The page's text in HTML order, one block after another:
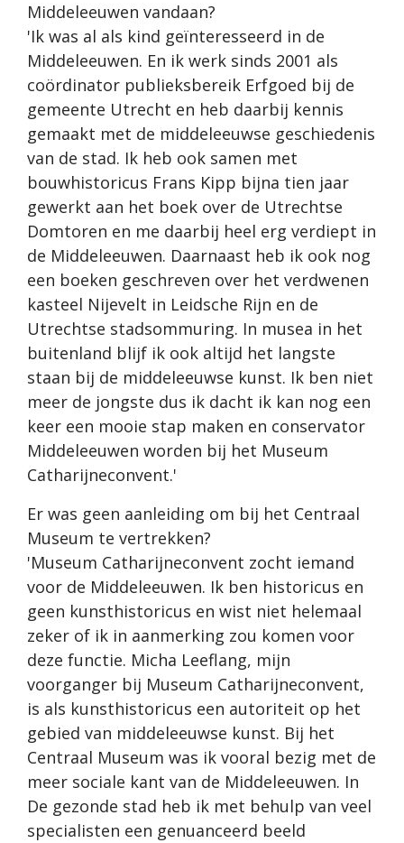
Middeleeuwen vandaan?
'Ik was al als kind geïnteresseerd in de
Middeleeuwen. En ik werk sinds 2001 als
coördinator publieksbereik Erfgoed bij de
gemeente Utrecht en heb daarbij kennis
gemaakt met de middeleeuwse geschiedenis
van de stad. Ik heb ook samen met
bouwhistoricus Frans Kipp bijna tien jaar
gewerkt aan het boek over de Utrechtse
Domtoren en me daarbij heel erg verdiept in
de Middeleeuwen. Daarnaast heb ik ook nog
een boeken geschreven over het verdwenen
kasteel Nijevelt in Leidsche Rijn en de
Utrechtse stadsommuring. In musea in het
buitenland blijf ik ook altijd het langste
staan bij de middeleeuwse kunst. Ik ben niet
meer de jongste dus ik dacht ik kan nog een
keer een mooie stap maken en conservator
Middeleeuwen worden bij het Museum
Catharijneconvent.'
Er was geen aanleiding om bij het Centraal
Museum te vertrekken?
'Museum Catharijneconvent zocht iemand
voor de Middeleeuwen. Ik ben historicus en
geen kunsthistoricus en wist niet helemaal
zeker of ik in aanmerking zou komen voor
deze functie. Micha Leeflang, mijn
voorganger bij Museum Catharijneconvent,
is als kunsthistoricus een autoriteit op het
gebied van middeleeuwse kunst. Bij het
Centraal Museum was ik vooral bezig met de
meer sociale kant van de Middeleeuwen. In
De gezonde stad heb ik met behulp van veel
specialisten een genuanceerd beeld